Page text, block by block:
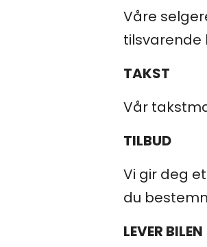
Våre
tilsvarende
TAKST
Vår
TILBUD
Vi gir deg
du
LEVER BILEN